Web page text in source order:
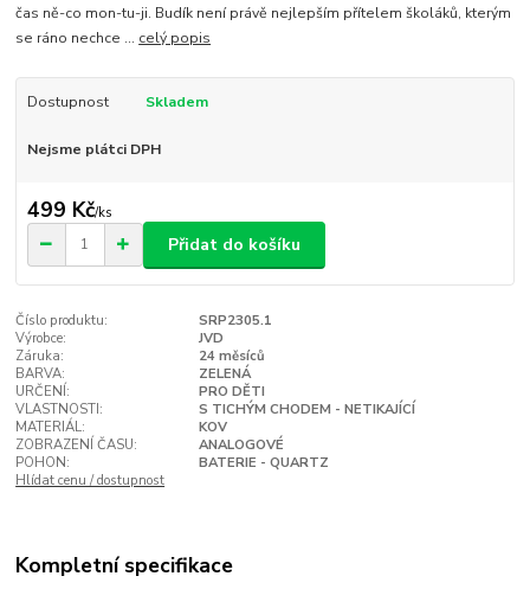
čas ně-co mon-tu-ji. Budík není právě nejlepším přítelem školáků, kterým
se ráno nechce ... celý popis
Dostupnost Skladem
Nejsme plátci DPH
499 Kč/ks
Přidat do košíku
Číslo produktu:
SRP2305.1
Výrobce:
JVD
Záruka:
24 měsíců
BARVA:
ZELENÁ
URČENÍ:
PRO DĚTI
VLASTNOSTI:
S TICHÝM CHODEM - NETIKAJÍCÍ
MATERIÁL:
KOV
ZOBRAZENÍ ČASU:
ANALOGOVÉ
POHON:
BATERIE - QUARTZ
Hlídat cenu / dostupnost
Kompletní specifikace